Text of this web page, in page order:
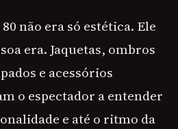
não era só estética. Ele
era. Jaquetas, ombros
e acessórios
o espectador a entender
e até o ritmo da